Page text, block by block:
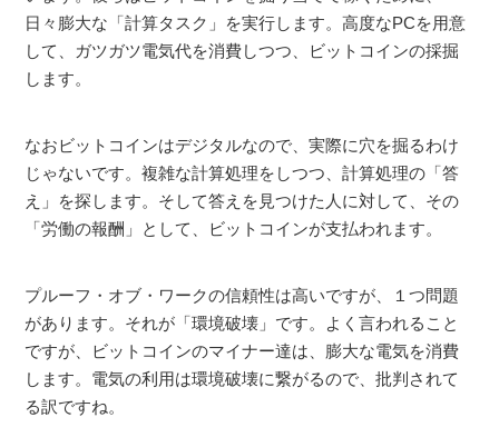
日々膨大な「計算タスク」を実行します。高度なPCを用意
して、ガツガツ電気代を消費しつつ、ビットコインの採掘
します。
なおビットコインはデジタルなので、実際に穴を掘るわけ
じゃないです。複雑な計算処理をしつつ、計算処理の「答
え」を探します。そして答えを見つけた人に対して、その
「労働の報酬」として、ビットコインが支払われます。
プルーフ・オブ・ワークの信頼性は高いですが、１つ問題
があります。それが「環境破壊」です。よく言われること
ですが、ビットコインのマイナー達は、膨大な電気を消費
します。電気の利用は環境破壊に繋がるので、批判されて
る訳ですね。